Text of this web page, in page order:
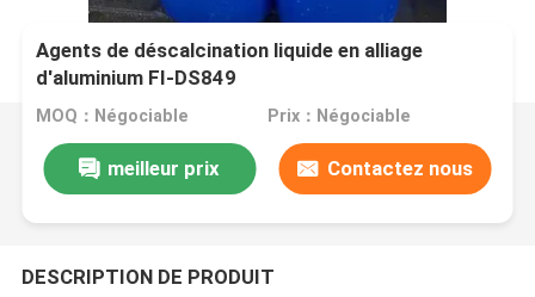
Agents de déscalcination liquide en alliage
d'aluminium FI-DS849
MOQ：Négociable Prix：Négociable
meilleur prix Contactez nous
DESCRIPTION DE PRODUIT